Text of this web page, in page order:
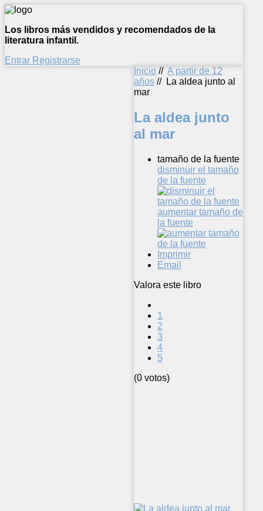
Los libros más vendidos y recomendados de la
literatura infantil.
Entrar Registrarse
Inicio // A partir de 12
años // La aldea junto al
mar
La aldea junto
al mar
tamaño de la fuente
disminuir el tamaño
de la fuente
aumentar tamaño de
la fuente
Imprimir
Email
Valora este libro
1
2
3
4
5
(0 votos)